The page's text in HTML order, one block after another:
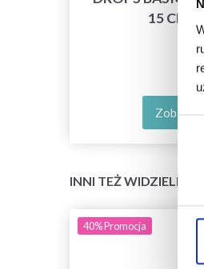
15 CM
Zobacz
INNI TEŻ WIDZIELI
40%Promocja